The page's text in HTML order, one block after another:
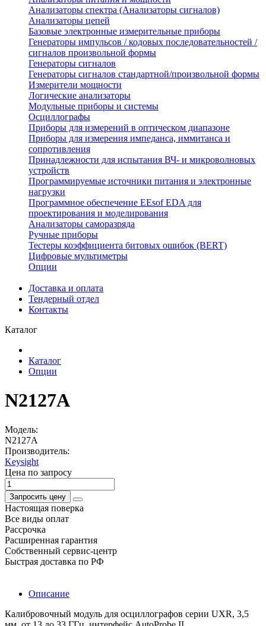
Анализаторы спектра (Анализаторы сигналов)
Анализаторы цепей
Базовые электронные измерительные приборы
Генераторы импульсов / кодовых последовательностей /
сигналов произвольной формы
Генераторы сигналов
Генераторы сигналов стандартной/произвольной формы
Измерители мощности
Логические анализаторы
Модульные приборы и системы
Осциллографы
Приборы для измерений в оптическом диапазоне
Приборы для измерения импеданса, иммитанса и
сопротивления
Принадлежности для испытания ВЧ- и микроволновых
устройств
Программируемые источники питания и электронные
нагрузки
Программное обеспечение EEsof EDA для
проектирования и моделирования
Анализаторы саморазряда
Ручные приборы
Тестеры коэффициента битовых ошибок (BERT)
Цифровые мультиметры
Опции
Доставка и оплата
Тендерный отдел
Контакты
Каталог
Каталог
Опции
N2127A
Модель:
N2127A
Производитель:
Keysight
Цена по запросу
Запросить цену
Настоящая поверка
Все виды оплат
Рассрочка
Расширенная гарантия
Собственный сервис-центр
Быстрая доставка по РФ
Описание
Калибровочный модуль для осциллографов серии UXR, 3,5